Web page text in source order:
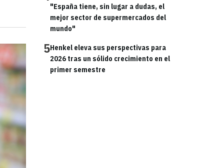
"España tiene, sin lugar a dudas, el
mejor sector de supermercados del
mundo"
5Henkel eleva sus perspectivas para
2026 tras un sólido crecimiento en el
primer semestre